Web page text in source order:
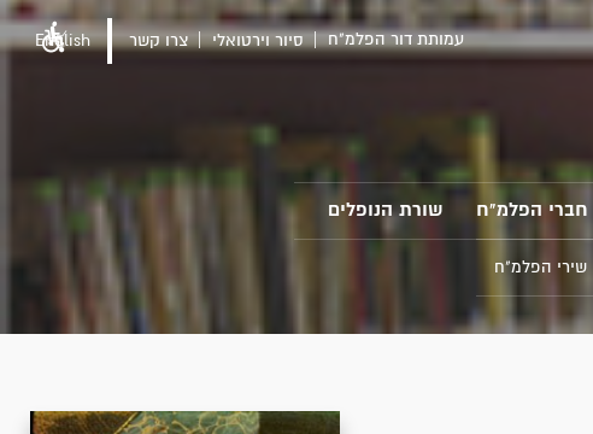
עמותת דור הפלמ"ח סיור וירטואלי צרו קשר English
חברי הפלמ"ח שורת הנופלים
שירי הפלמ"ח